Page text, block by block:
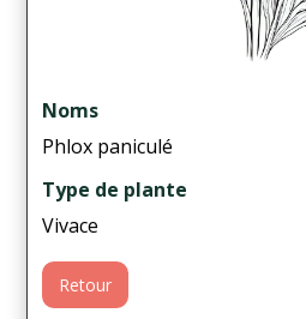
Noms
Phlox paniculé
Type de plante
Vivace
Retour